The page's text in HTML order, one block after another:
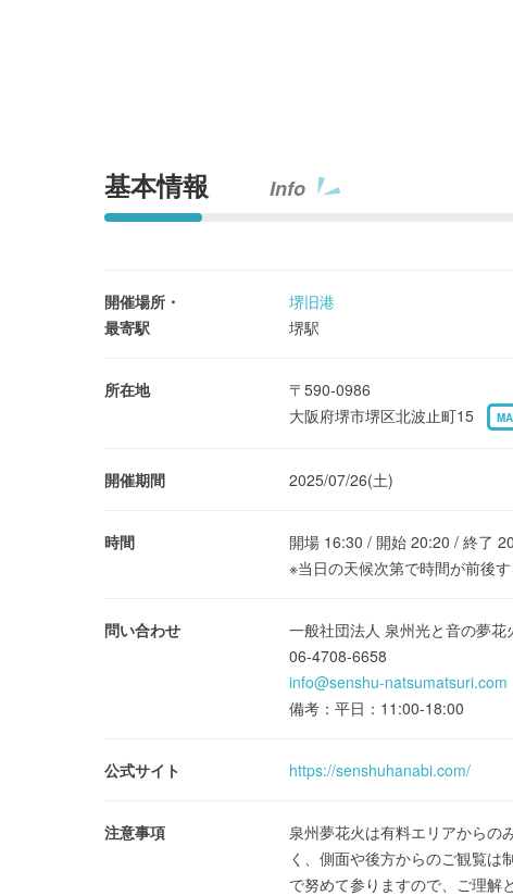
基本情報 Info
開催場所・
最寄駅
堺旧港
堺駅
所在地
〒590-0986
大阪府堺市堺区北波止町15
開催期間 2025/07/26(土)
時間
開場 16:30 / 開始 20:20 / 終了
※当日の天候次第で時間が前後
問い合わせ
一般社団法人 泉州光と音の夢花
06-4708-6658
info@senshu-natsumatsuri.com
備考：平日：11:00-18:00
公式サイト https://senshuhanabi.com/
注意事項
泉州夢花火は有料エリアからの
く、側面や後方からのご観覧は
で努めて参りますので、ご理解